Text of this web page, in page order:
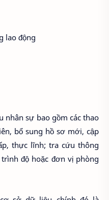
lao động
nhân sự bao gồm các thao
bổ sung hồ sơ mới, cập
thực lĩnh; tra cứu thông
độ hoặc đơn vị phòng